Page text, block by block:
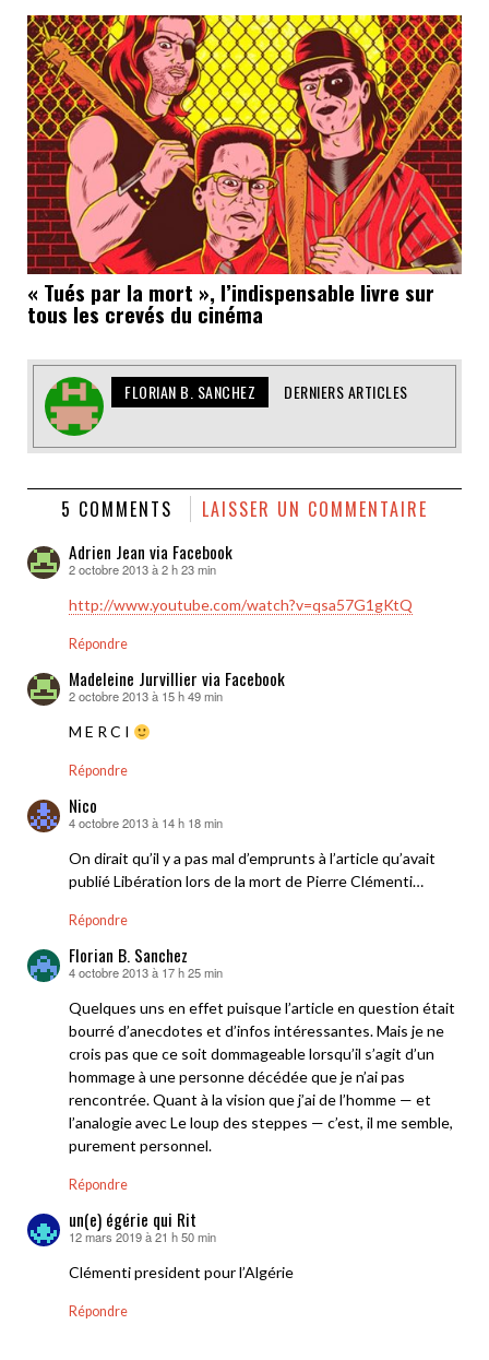
« Tués par la mort », l’indispensable livre sur
tous les crevés du cinéma
FLORIAN B. SANCHEZ DERNIERS ARTICLES
5 COMMENTS LAISSER UN COMMENTAIRE
Adrien Jean via Facebook
dit :
2 octobre 2013 à 2 h 23 min
http://www.youtube.com/watch?v=qsa57G1gKtQ
Répondre
Madeleine Jurvillier via Facebook
dit :
2 octobre 2013 à 15 h 49 min
M E R C I
Répondre
Nico
dit :
4 octobre 2013 à 14 h 18 min
On dirait qu’il y a pas mal d’emprunts à l’article qu’avait
publié Libération lors de la mort de Pierre Clémenti…
Répondre
Florian B. Sanchez
dit :
4 octobre 2013 à 17 h 25 min
Quelques uns en effet puisque l’article en question était
bourré d’anecdotes et d’infos intéressantes. Mais je ne
crois pas que ce soit dommageable lorsqu’il s’agit d’un
hommage à une personne décédée que je n’ai pas
rencontrée. Quant à la vision que j’ai de l’homme — et
l’analogie avec Le loup des steppes — c’est, il me semble,
purement personnel.
Répondre
un(e) égérie qui Rit
dit :
12 mars 2019 à 21 h 50 min
Clémenti president pour l’Algérie
Répondre